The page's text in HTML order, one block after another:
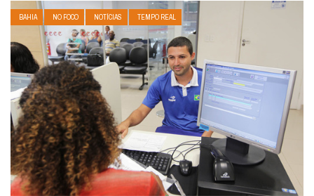
BAHIA NO FOCO NOTÍCIAS TEMPO REAL